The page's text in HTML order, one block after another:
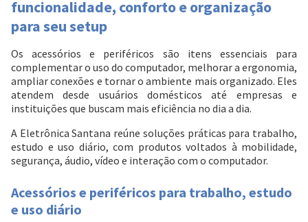
Cartão de crédito
Entendi
funcionalidade, conforto e organização
para seu setup
Os acessórios e periféricos são itens essenciais para
complementar o uso do computador, melhorar a ergonomia,
ampliar conexões e tornar o ambiente mais organizado. Eles
atendem desde usuários domésticos até empresas e
instituições que buscam mais eficiência no dia a dia.
A Eletrônica Santana reúne soluções práticas para trabalho,
estudo e uso diário, com produtos voltados à mobilidade,
segurança, áudio, vídeo e interação com o computador.
Acessórios e periféricos para trabalho, estudo
e uso diário